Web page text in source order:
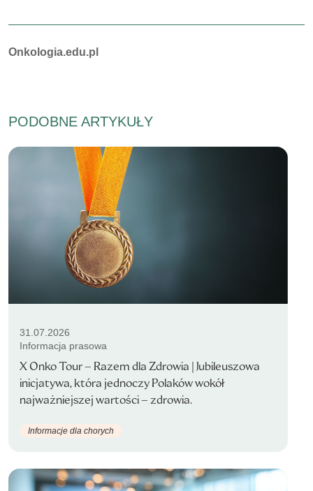
Autorzy:
Onkologia.edu.pl
PODOBNE ARTYKUŁY
31.07.2026
Informacja prasowa
X Onko Tour – Razem dla Zdrowia | Jubileuszowa
inicjatywa, która jednoczy Polaków wokół
najważniejszej wartości – zdrowia.
Informacje dla chorych